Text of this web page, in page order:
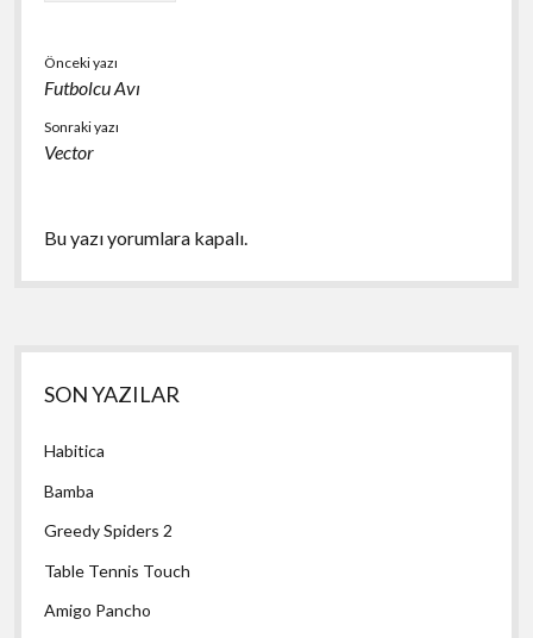
Önceki yazı
Futbolcu Avı
Sonraki yazı
Vector
Bu yazı yorumlara kapalı.
Yan
Menü
SON YAZILAR
Habitica
Bamba
Greedy Spiders 2
Table Tennis Touch
Amigo Pancho